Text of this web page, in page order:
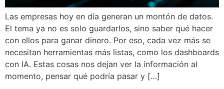
Las empresas hoy en día generan un montón de datos.
El tema ya no es solo guardarlos, sino saber qué hacer
con ellos para ganar dinero. Por eso, cada vez más se
necesitan herramientas más listas, como los dashboards
con IA. Estas cosas nos dejan ver la información al
momento, pensar qué podría pasar y […]